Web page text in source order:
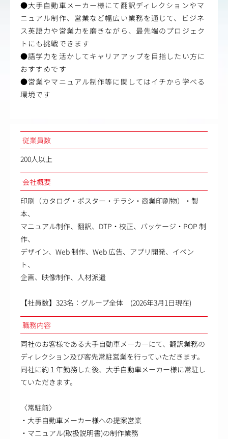
●大手自動車メーカー様にて翻訳ディレクションやマ
ニュアル制作、営業など幅広い業務を通じて、ビジネ
ス英語力や営業力を磨きながら、最先端のプロジェク
トにも挑戦できます
●語学力を活かしてキャリアアップを目指したい方に
おすすめです
●営業やマニュアル制作等に関してはイチから学べる
環境です
従業員数
200人以上
会社概要
印刷（カタログ・ポスター・チラシ・商業印刷物）・製
本、
マニュアル制作、翻訳、DTP・校正、パッケージ・POP 制
作、
デザイン、Web 制作、Web 広告、アプリ開発、イベン
ト、
企画、映像制作、人材派遣
【社員数】323名：グループ全体 (2026年3月1日現在)
職務内容
同社のお客様である大手自動車メーカーにて、翻訳業務の
ディレクション及び客先常駐営業を行っていただきます。
同社に約１年勤務した後、大手自動車メーカー様に常駐し
ていただきます。
〈常駐前〉
・大手自動車メーカー様への提案営業
・マニュアル(取扱説明書)の制作業務